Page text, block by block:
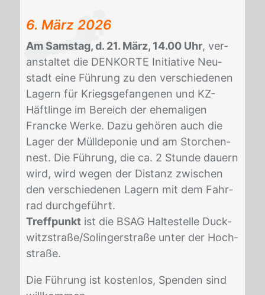
6. März 2026
Am Samstag, d. 21. März, 14.00 Uhr, ver­
an­stal­tet die DENK­OR­TE In­itia­ti­ve Neu­
stadt eine Füh­rung zu den ver­schie­de­nen
La­gern für Kriegs­ge­fan­ge­nen und KZ-
Häft­lin­ge im Be­reich der ehe­ma­li­gen
Francke Wer­ke. Dazu ge­hö­ren auch die
La­ger der Müll­de­po­nie und am Stor­chen­
nest. Die Füh­rung, die ca. 2 Stun­de dau­ern
wird, wird we­gen der Dis­tanz zwi­schen
den ver­schie­de­nen La­gern mit dem Fahr­
rad durch­ge­führt.
Treffpunkt ist die BSAG Hal­te­stel­le Duck­
witz­stra­ße/​So­lin­ger­stra­ße un­ter der Hoch­
stra­ße.
Die Füh­rung ist kos­ten­los, Spen­den sind